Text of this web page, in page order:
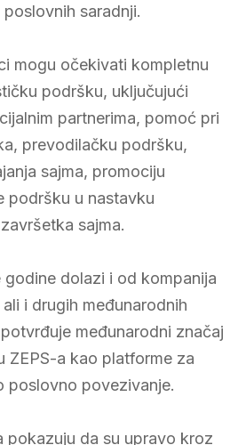
saradnji.
mogu očekivati kompletnu
podršku, uključujući
partnerima, pomoć pri
prevodilačku podršku,
sajma, promociju
podršku u nastavku
sajma.
godine dolazi i od kompanija
i drugih međunarodnih
međunarodni značaj
ZEPS-a kao platforme za
poslovno povezivanje.
pokazuju da su upravo kroz